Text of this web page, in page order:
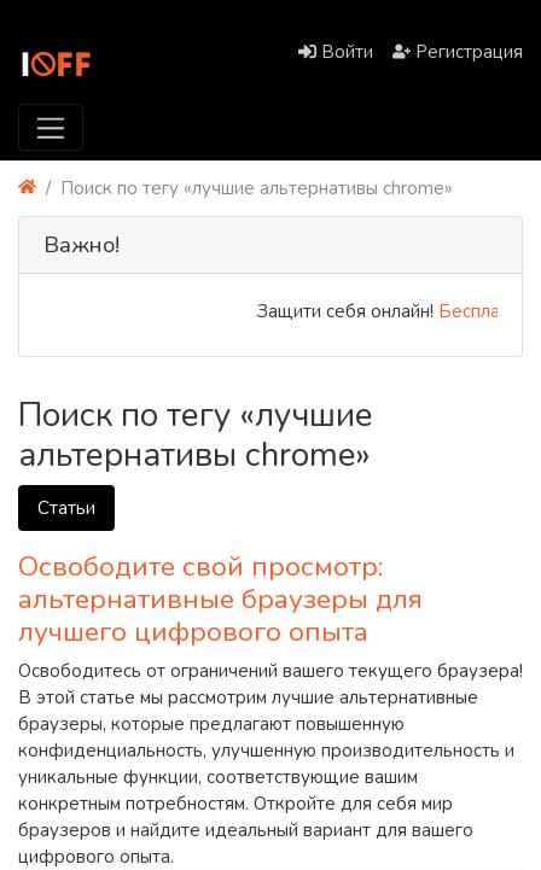
Войти Регистрация
Поиск по тегу «лучшие альтернативы chrome»
Важно!
Защити себя онлайн!Бесплатный
Поиск по тегу «лучшие
альтернативы chrome»
Статьи
Освободите свой просмотр:
альтернативные браузеры для
лучшего цифрового опыта
Освободитесь от ограничений вашего текущего браузера!
В этой статье мы рассмотрим лучшие альтернативные
браузеры, которые предлагают повышенную
конфиденциальность, улучшенную производительность и
уникальные функции, соответствующие вашим
конкретным потребностям. Откройте для себя мир
браузеров и найдите идеальный вариант для вашего
цифрового опыта.